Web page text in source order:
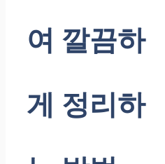
여 깔끔하
게 정리하